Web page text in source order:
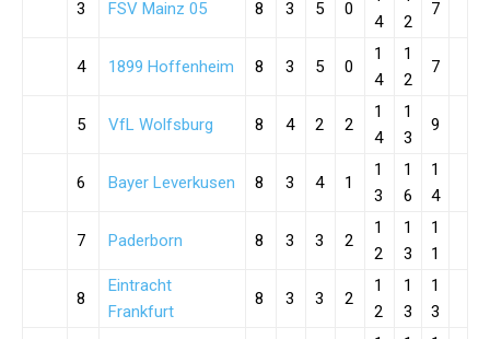
3 FSV Mainz 05 8 3 5 0
4
2
7
4 1899 Hoffenheim 8 3 5 0
1
4
1
2
7
5 VfL Wolfsburg 8 4 2 2
1
4
1
3
9
6 Bayer Leverkusen 8 3 4 1
1
3
1
6
1
4
7 Paderborn 8 3 3 2
1
2
1
3
1
1
8
Eintracht
Frankfurt
8 3 3 2
1
2
1
3
1
3